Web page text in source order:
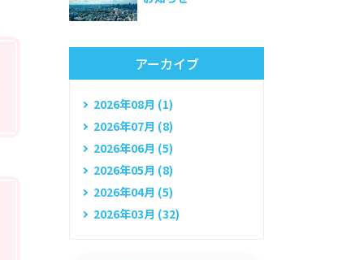
アーカイブ
2026年08月 (1)
2026年07月 (8)
2026年06月 (5)
2026年05月 (8)
2026年04月 (5)
2026年03月 (32)